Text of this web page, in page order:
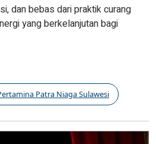
dan bebas dari praktik curang
yang berkelanjutan bagi
Patra Niaga Sulawesi